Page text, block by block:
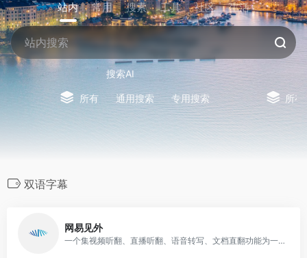
站内 常用 搜索 工具 社区 生活
搜索AI
所有 通用搜索 专用搜索 所有
双语字幕
网易见外
一个集视频听翻、直播听翻、语音转写、文档直翻功能为一体的AI智能语音转写听翻平台